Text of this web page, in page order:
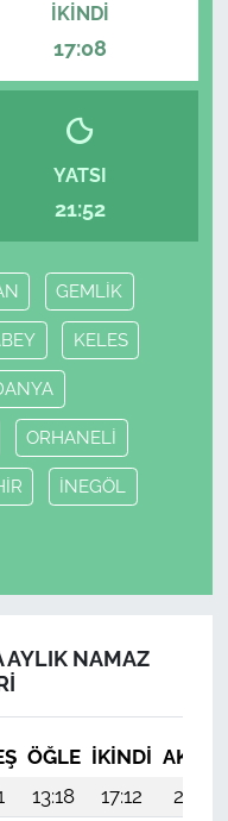
İKINDI
17:08
YATSI
21:52
GEMLİK
KELES
ORHANELİ
İNEGÖL
AYLIK NAMAZ
ÖĞLE İKINDI
13:18 17:12
20:35